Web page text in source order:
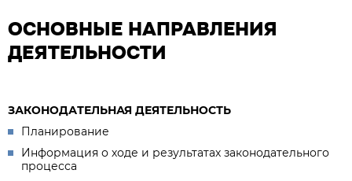
ОСНОВНЫЕ НАПРАВЛЕНИЯ
ДЕЯТЕЛЬНОСТИ
ЗАКОНОДАТЕЛЬНАЯ ДЕЯТЕЛЬНОСТЬ
Планирование
Информация о ходе и результатах законодательного
процесса